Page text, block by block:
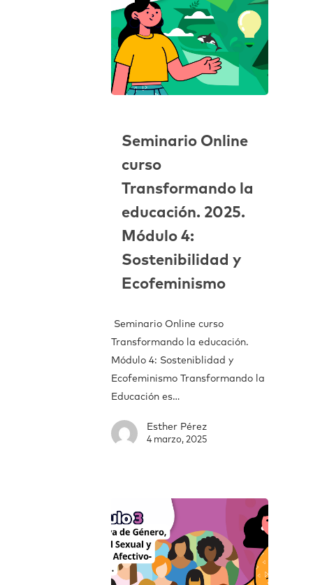
Seminario Online
curso
Transformando la
educación. 2025.
Módulo 4:
Sostenibilidad y
Ecofeminismo
Seminario Online curso
Transformando la educación.
Módulo 4: Sosteniblidad y
Ecofeminismo Transformando la
Educación es…
Esther Pérez
4 marzo, 2025